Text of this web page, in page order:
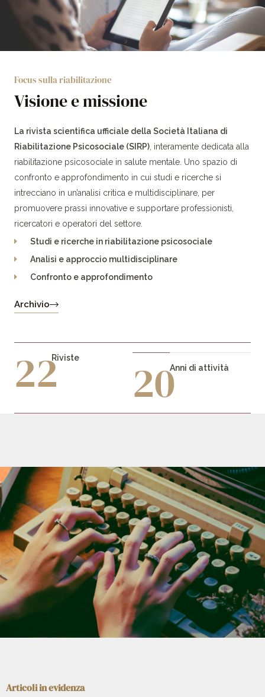
Focus sulla riabilitazione
Visione e missione
La rivista scientifica ufficiale della Società Italiana di
Riabilitazione Psicosociale (SIRP) , interamente dedicata alla
riabilitazione psicosociale in salute mentale. Uno spazio di
confronto e approfondimento in cui studi e ricerche si
intrecciano in un’analisi critica e multidisciplinare, per
promuovere prassi innovative e supportare professionisti,
ricercatori e operatori del settore.
Studi e ricerche in riabilitazione psicosociale
Analisi e approccio multidisciplinare
Confronto e approfondimento
Archivio
22Riviste 20Anni di attività
Articoli in evidenza